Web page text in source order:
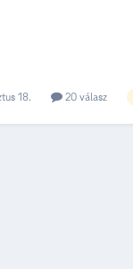
18. 20 válasz